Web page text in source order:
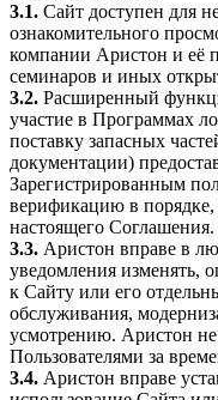
3.1. Сайт доступен для
ознакомительного
компании Аристон и её
семинаров и иных
3.2. Расширенный
участие в Программах
поставку запасных
документации)
Зарегистрированным
верификацию в порядке,
настоящего Соглашения.
3.3. Аристон вправе в
уведомления изменять,
к Сайту или его
обслуживания,
усмотрению. Аристон не
Пользователями за
3.4. Аристон вправе